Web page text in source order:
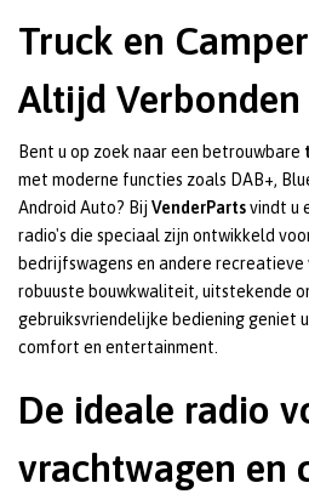
Truck en
Altijd
Bent u op zoek naar een betrouwbare
met moderne functies zoals DAB+,
Android Auto? Bij VenderPartsvindt u
radio's die speciaal zijn ontwikkeld
bedrijfswagens en andere
robuuste bouwkwaliteit, uitstekende
gebruiksvriendelijke bediening geniet
comfort en entertainment.
De ideale radio
vrachtwagen en